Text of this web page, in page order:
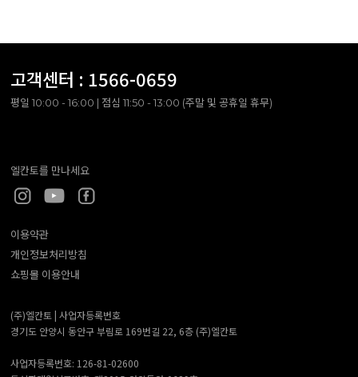
고객센터 : 1566-0659
평일 10:00 - 16:00 | 점심 11:50 - 13:00 (주말 및 공휴일 휴무)
엘칸토를 만나세요
이용약관
개인정보처리방침
쇼핑몰 이용안내
(주)엘칸토 | 사업자등록번호
경기도 안양시 동안구 부림로 169번길 22, 6층 (주)엘칸토
사업자등록번호: 126-81-02600